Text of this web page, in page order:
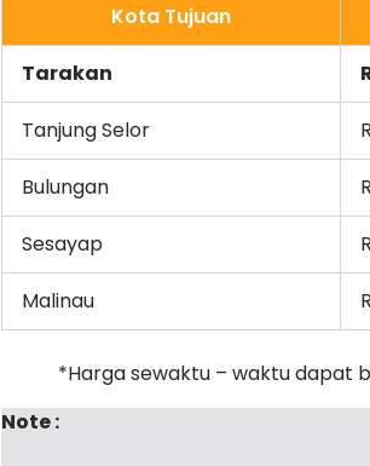
Kota Tujuan
Tarakan
Tanjung Selor
Bulungan
Sesayap
Malinau
*Harga sewaktu – waktu dapat
Note :